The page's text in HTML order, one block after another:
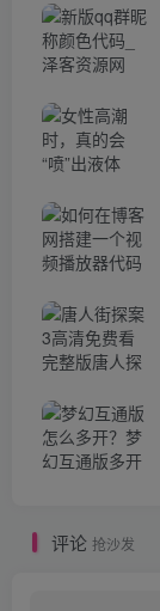
评论 抢沙发